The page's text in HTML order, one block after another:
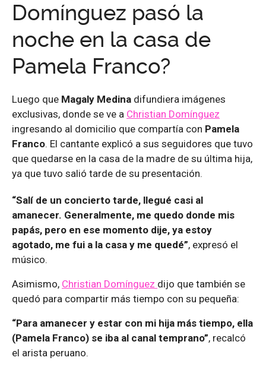
Domínguez pasó la
noche en la casa de
Pamela Franco?
Luego que Magaly Medina difundiera imágenes
exclusivas, donde se ve a Christian Domínguez
ingresando al domicilio que compartía con Pamela
Franco. El cantante explicó a sus seguidores que tuvo
que quedarse en la casa de la madre de su última hija,
ya que tuvo salió tarde de su presentación.
“Salí de un concierto tarde, llegué casi al
amanecer. Generalmente, me quedo donde mis
papás, pero en ese momento dije, ya estoy
agotado, me fui a la casa y me quedé”, expresó el
músico.
Asimismo, Christian Domínguez dijo que también se
quedó para compartir más tiempo con su pequeña:
“Para amanecer y estar con mi hija más tiempo, ella
(Pamela Franco) se iba al canal temprano”, recalcó
el arista peruano.